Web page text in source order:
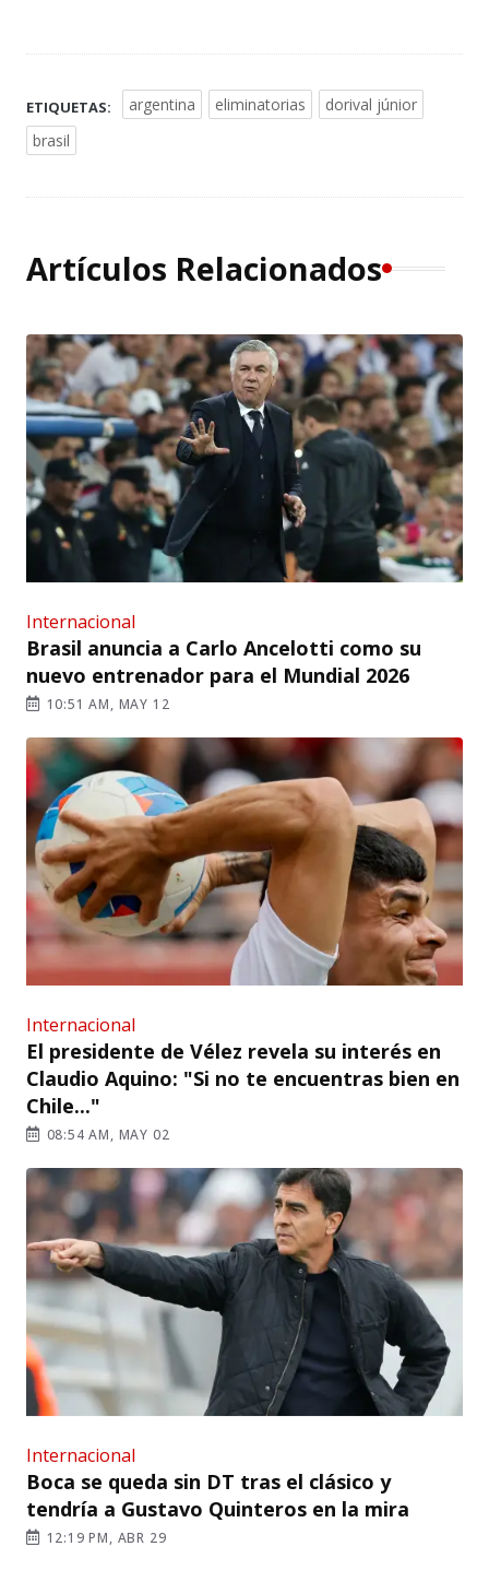
ETIQUETAS: argentina eliminatorias
dorival júnior
brasil
Artículos Relacionados
Internacional
Brasil anuncia a Carlo Ancelotti como su
nuevo entrenador para el Mundial 2026
10:51 AM, MAY 12
Internacional
El presidente de Vélez revela su interés en
Claudio Aquino: "Si no te encuentras bien en
Chile..."
08:54 AM, MAY 02
Internacional
Boca se queda sin DT tras el clásico y
tendría a Gustavo Quinteros en la mira
12:19 PM, ABR 29